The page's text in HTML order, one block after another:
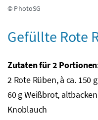
© PhotoSG
Gefüllte Rote
Zutaten für 2
2 Rote Rüben, à ca. 150 g
60gWeißbrot, altbacken
Knoblauch